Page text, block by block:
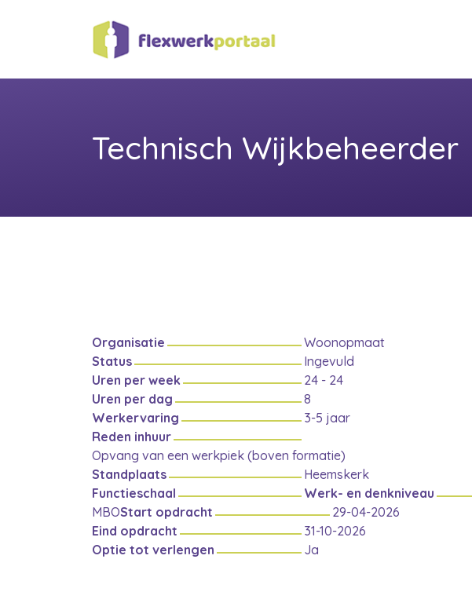
Technisch Wijkbeheerder
Organisatie
Woonopmaat
Status
Ingevuld
Uren per week
24 - 24
Uren per dag
8
Werkervaring
3-5 jaar
Reden inhuur
Opvang van een werkpiek (boven formatie)
Standplaats
Heemskerk
Functieschaal
Werk- en denkniveau
MBOStart opdracht
29-04-2026
Eind opdracht
31-10-2026
Optie tot verlengen
Ja